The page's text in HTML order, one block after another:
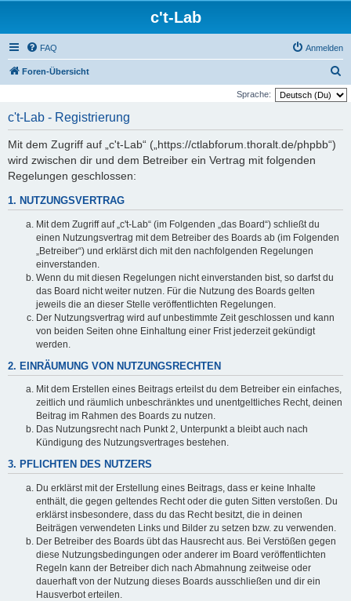
c't-Lab
FAQ Anmelden
Foren-Übersicht
u
Sprache:
c't-Lab - Registrierung
Mit dem Zugriff auf „c't-Lab“ („https://ctlabforum.thoralt.de/phpbb“)
wird zwischen dir und dem Betreiber ein Vertrag mit folgenden
Regelungen geschlossen:
1. NUTZUNGSVERTRAG
Mit dem Zugriff auf „c't-Lab“ (im Folgenden „das Board“) schließt du
einen Nutzungsvertrag mit dem Betreiber des Boards ab (im Folgenden
„Betreiber“) und erklärst dich mit den nachfolgenden Regelungen
einverstanden.
Wenn du mit diesen Regelungen nicht einverstanden bist, so darfst du
das Board nicht weiter nutzen. Für die Nutzung des Boards gelten
jeweils die an dieser Stelle veröffentlichten Regelungen.
Der Nutzungsvertrag wird auf unbestimmte Zeit geschlossen und kann
von beiden Seiten ohne Einhaltung einer Frist jederzeit gekündigt
werden.
2. EINRÄUMUNG VON NUTZUNGSRECHTEN
Mit dem Erstellen eines Beitrags erteilst du dem Betreiber ein einfaches,
zeitlich und räumlich unbeschränktes und unentgeltliches Recht, deinen
Beitrag im Rahmen des Boards zu nutzen.
Das Nutzungsrecht nach Punkt 2, Unterpunkt a bleibt auch nach
Kündigung des Nutzungsvertrages bestehen.
3. PFLICHTEN DES NUTZERS
Du erklärst mit der Erstellung eines Beitrags, dass er keine Inhalte
enthält, die gegen geltendes Recht oder die guten Sitten verstoßen. Du
erklärst insbesondere, dass du das Recht besitzt, die in deinen
Beiträgen verwendeten Links und Bilder zu setzen bzw. zu verwenden.
Der Betreiber des Boards übt das Hausrecht aus. Bei Verstößen gegen
diese Nutzungsbedingungen oder anderer im Board veröffentlichten
Regeln kann der Betreiber dich nach Abmahnung zeitweise oder
dauerhaft von der Nutzung dieses Boards ausschließen und dir ein
Hausverbot erteilen.